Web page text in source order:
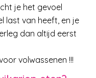
je het gevoel
last van heeft, en je
dan altijd eerst
volwassenen !!!